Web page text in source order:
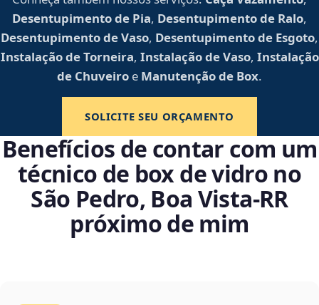
Desentupimento de Pia, Desentupimento de Ralo,
Desentupimento de Vaso, Desentupimento de Esgoto,
Instalação de Torneira, Instalação de Vaso, Instalação
de Chuveiro e Manutenção de Box.
SOLICITE SEU ORÇAMENTO
Benefícios de contar com um
técnico de box de vidro no
São Pedro, Boa Vista‑RR
próximo de mim